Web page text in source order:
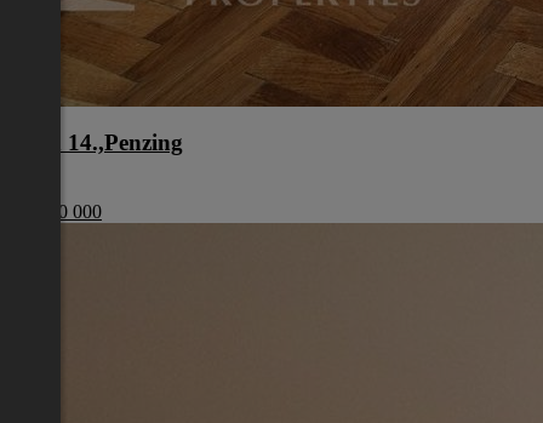
Wien 14.,Penzing
€ 1 200 000